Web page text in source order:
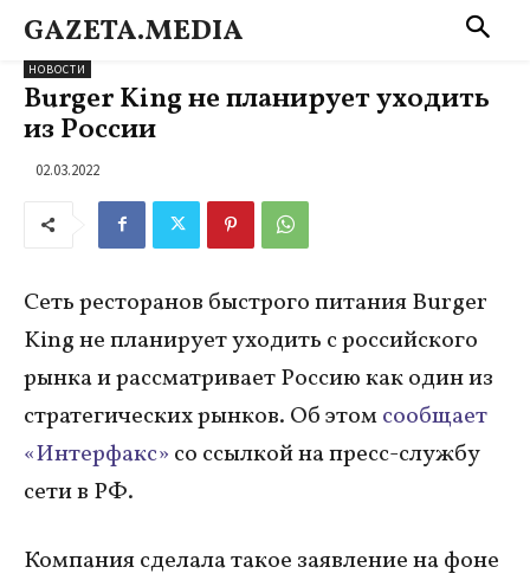
GAZETA.MEDIA
НОВОСТИ
Burger King не планирует уходить
из России
02.03.2022
Сеть ресторанов быстрого питания Burger
King не планирует уходить с российского
рынка и рассматривает Россию как один из
стратегических рынков. Об этомсообщает
«Интерфакс» со ссылкой на пресс-службу
сети в РФ.
Компания сделала такое заявление на фоне